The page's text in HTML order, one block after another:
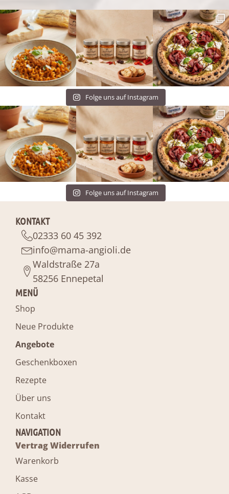
Folge uns auf Instagram
Folge uns auf Instagram
KONTAKT
02333 60 45 392
info@mama-angioli.de
Waldstraße 27a
58256 Ennepetal
MENÜ
Shop
Neue Produkte
Angebote
Geschenkboxen
Rezepte
Über uns
Kontakt
NAVIGATION
Vertrag Widerrufen
Warenkorb
Kasse